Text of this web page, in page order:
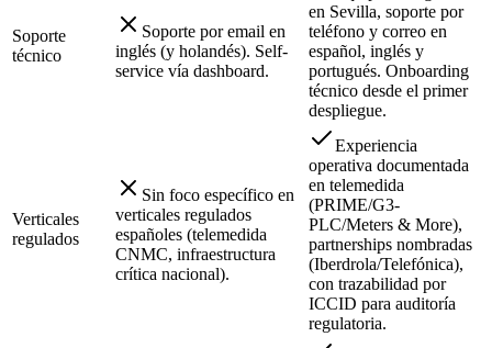
Soporte
técnico
Soporte por email en
inglés (y holandés). Self-
service vía dashboard.
en Sevilla, soporte por
teléfono y correo en
español, inglés y
portugués. Onboarding
técnico desde el primer
despliegue.
Verticales
regulados
Sin foco específico en
verticales regulados
españoles (telemedida
CNMC, infraestructura
crítica nacional).
Experiencia
operativa documentada
en telemedida
(PRIME/G3-
PLC/Meters & More),
partnerships nombradas
(Iberdrola/Telefónica),
con trazabilidad por
ICCID para auditoría
regulatoria.